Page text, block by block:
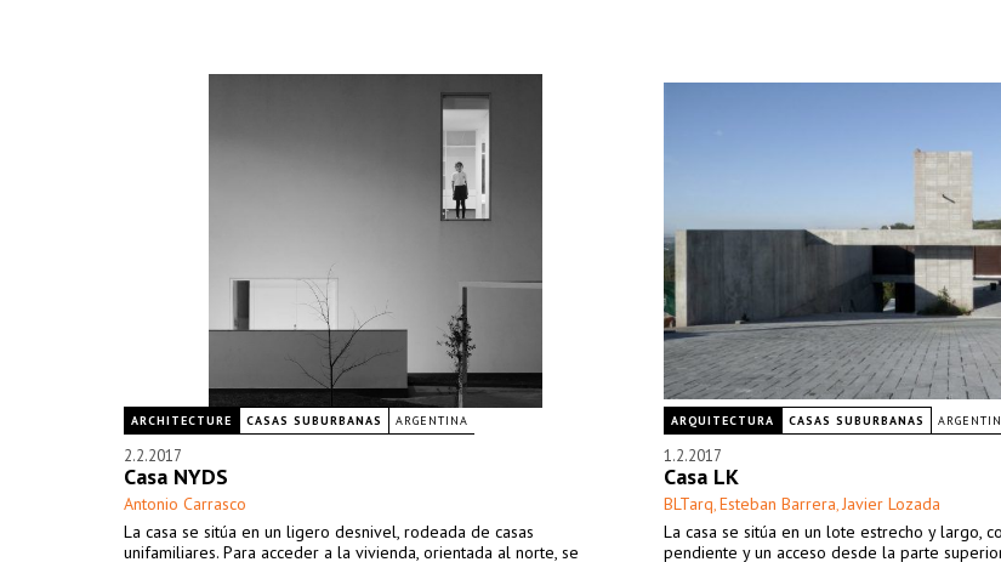
ARCHITECTURE CASAS SUBURBANAS ARGENTINA
2.2.2017
Casa NYDS
Antonio Carrasco
La casa se sitúa en un ligero desnivel, rodeada de casas
unifamiliares. Para acceder a la vivienda, orientada al norte, se
ARQUITECTURA CASAS SUBURBANAS
1.2.2017
Casa LK
BLTarq, Esteban Barrera, Javier Lozada
La casa se sitúa en un lote estrecho y largo,
pendiente y un acceso desde la parte